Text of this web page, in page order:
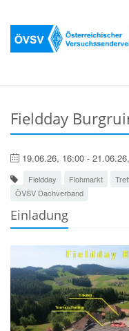
Fieldday
19.06.26, 16:00 -
Fieldday Flohmarkt
ÖVSV Dachverband
Einladung